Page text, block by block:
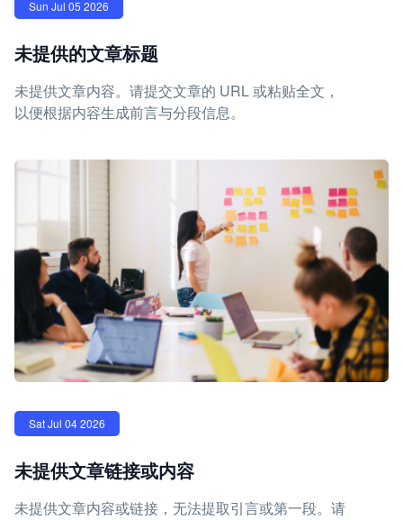
Sun Jul 05 2026
未提供的文章标题
未提供文章内容。请提交文章的 URL 或粘贴全文，
以便根据内容生成前言与分段信息。
Sat Jul 04 2026
未提供文章链接或内容
未提供文章内容或链接，无法提取引言或第一段。请